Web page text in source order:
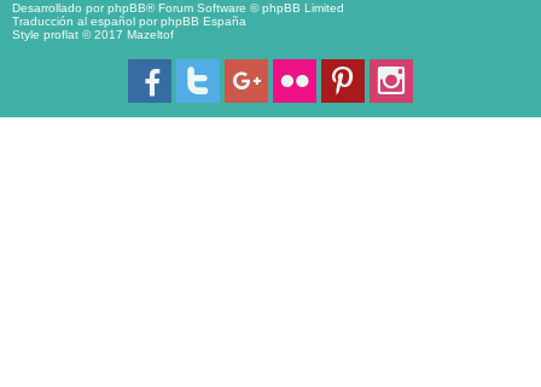
Desarrollado porphpBB® Forum Software © phpBB Limited
Traducción al español porphpBB España
Style proflat © 2017 Mazeltof